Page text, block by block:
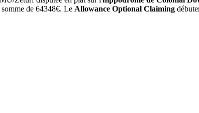
de 64348€. Le Allowance Optional Claiming